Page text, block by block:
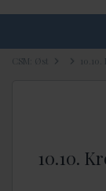
CSM: Øst
10.10.